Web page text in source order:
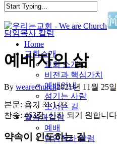
search
Menu
Home
교회소개
교회 소개
비전과 핵심가치
예배안내
섬기는 사람
오시는 길
말씀과칼럼
예배
담임목사 칼럼
담임목사 칼럼
예배자의 삶
By wearechurch2021년 11월 25일
본문: 욥기 31:1-23
찬송: 463장. 신자 되기 원합니
약속이 인도하는 길